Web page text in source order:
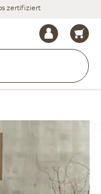
zertifiziert